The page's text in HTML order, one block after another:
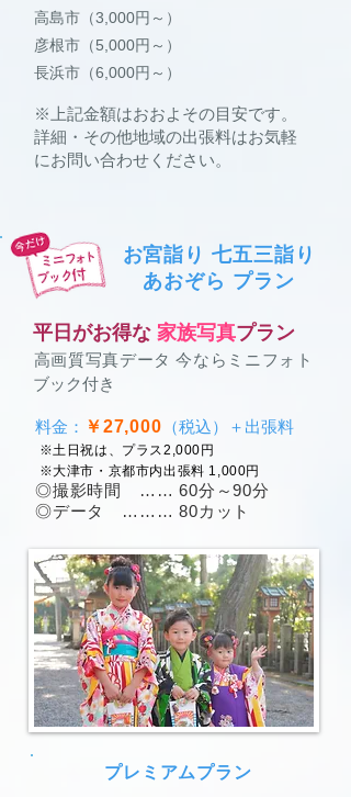
高島市（3,000円～）
彦根市（5,000円～）
長浜市（6,000円～）
※上記金額はおおよその目安です。
詳細・その他地域の出張料はお気軽
にお問い合わせください。
お宮詣り 七五三詣り
あおぞら プラン
平日がお得な 家族写真プラン
​高画質写真データ 今ならミニフォト
ブック付き
料金： ￥27,000 （税込）＋出張料
※土日祝は、プラス2,000円
※大津市・京都市内出張料 1,000円
◎撮影時間 …… 60分～90分
◎データ ……… 80カット
プレミアムプラン